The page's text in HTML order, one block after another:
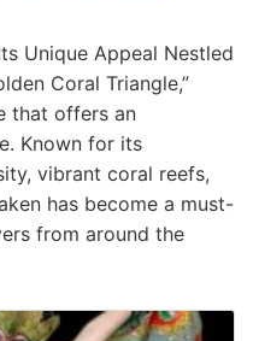
Unique Appeal Nestled
Coral Triangle,”
that offers an
Known for its
vibrant coral reefs,
has become a must-
from around the